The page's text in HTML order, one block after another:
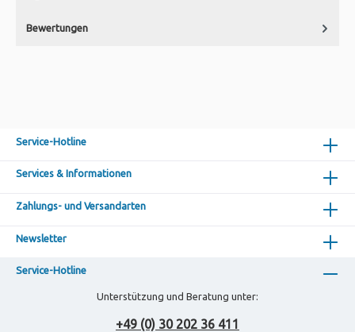
Bewertungen
Service-Hotline
Services & Informationen
Zahlungs- und Versandarten
Newsletter
Service-Hotline
Unterstützung und Beratung unter:
+49 (0) 30 202 36 411